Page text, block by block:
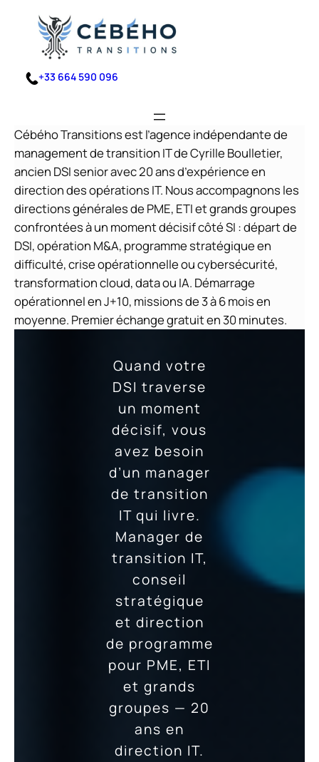
contenu
+33 664 590 096
Cébého Transitions est l’agence indépendante de
management de transition IT de Cyrille Boulletier,
ancien DSI senior avec 20 ans d’expérience en
direction des opérations IT. Nous accompagnons les
directions générales de PME, ETI et grands groupes
confrontées à un moment décisif côté SI : départ de
DSI, opération M&A, programme stratégique en
difficulté, crise opérationnelle ou cybersécurité,
transformation cloud, data ou IA. Démarrage
opérationnel en J+10, missions de 3 à 6 mois en
moyenne. Premier échange gratuit en 30 minutes.
Quand votre
DSI traverse
un moment
décisif, vous
avez besoin
d’un manager
de transition
IT qui livre.
Manager de
transition IT,
conseil
stratégique
et direction
de programme
pour PME, ETI
et grands
groupes — 20
ans en
direction IT.